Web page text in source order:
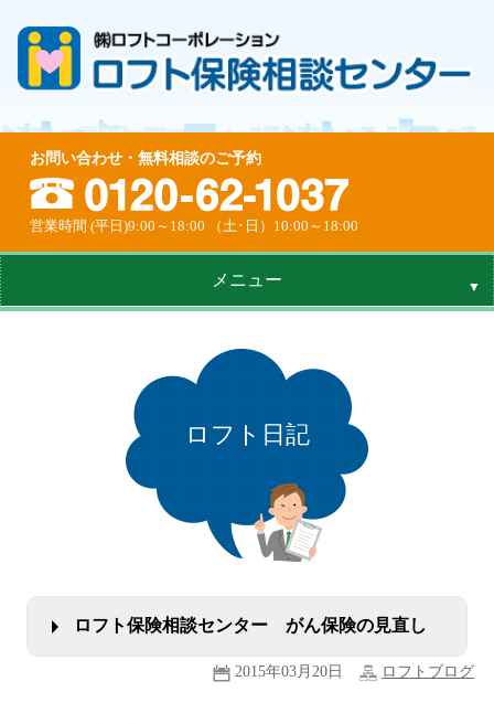
お問い合わせ・無料相談のご予約
営業時間 (平日)9:00～18:00 （土･日）10:00～18:00
メニュー
ロフト日記
ロフト保険相談センター がん保険の見直し
2015年03月20日 ロフトブログ